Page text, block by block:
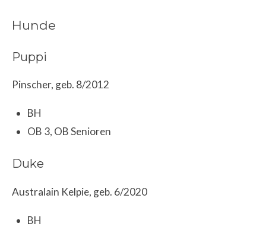
Hunde
Puppi
Pinscher, geb. 8/2012
BH
OB 3, OB Senioren
Duke
Australain Kelpie, geb. 6/2020
BH